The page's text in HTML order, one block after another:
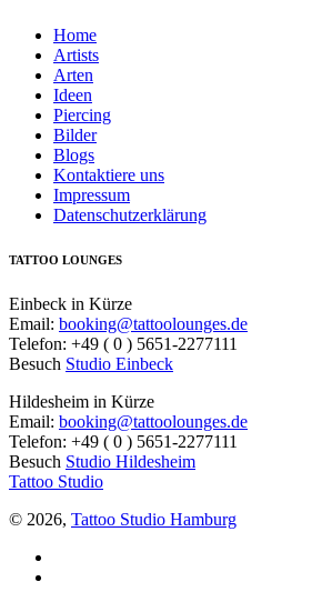
Home
Artists
Arten
Ideen
Piercing
Bilder
Blogs
Kontaktiere uns
Impressum
Datenschutzerklärung
TATTOO LOUNGES
Einbeck in Kürze
Email: booking@tattoolounges.de
Telefon: +49 ( 0 ) 5651-2277111
Besuch Studio Einbeck
Hildesheim in Kürze
Email: booking@tattoolounges.de
Telefon: +49 ( 0 ) 5651-2277111
Besuch Studio Hildesheim
Tattoo Studio
© 2026, Tattoo Studio Hamburg